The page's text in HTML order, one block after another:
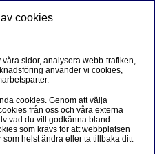
Ersättning Upplysningar
om ersättning och
cookies
sidor, analysera webb-trafiken,
använder vi cookies,
cookies. Genom att välja
från oss och våra externa
vad du vill godkänna bland
som krävs för att webbplatsen
helst ändra eller ta tillbaka ditt